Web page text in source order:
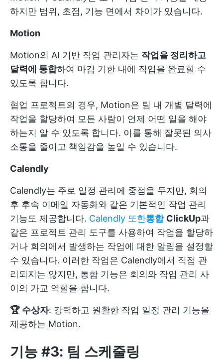
하지만 범위, 초점, 기능 면에서 차이가 있습니다.
Motion
Motion의 AI 기반 작업 관리자는 작업을 정리하고
달력에 통합하여 마감 기한 내에 작업을 완료할 수
있도록 합니다.
협업 프로젝트의 경우, Motion은 팀 내 개별 달력에
작업을 할당하여 모든 사람이 언제 어떤 일을 해야
하는지 알 수 있도록 합니다. 이를 통해 잘못된 의사
소통을 줄이고 책임감을 높일 수 있습니다.
Calendly
Calendly는 주로 일정 관리에 중점을 두지만, 회의
후 후속 이메일 자동화와 같은 기본적인 작업 관리
기능도 제공합니다. Calendly 또한통합 ClickUp과
같은 프로젝트 관리 도구를 사용하여 작업을 할당하
거나 회의에서 발생하는 작업에 대한 알림을 설정할
수 있습니다. 이러한 작업은 Calendly에서 직접 관
리되지는 않지만, 통합 기능은 회의와 작업 관리 사
이의 가교 역할을 합니다.
🏆 수상자: 강력하고 원활한 작업 일정 관리 기능을
제공하는 Motion.
기능 #3: 팀 스케줄링